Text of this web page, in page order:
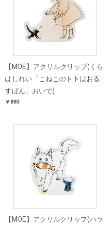
【MOE】アクリルクリップ(くら
はしれい「こねこのトトはおる
すばん」おいで)
￥880
【MOE】アクリルクリップ(ハラ